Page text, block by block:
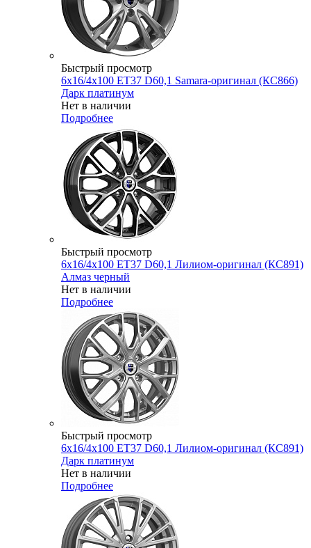
Быстрый просмотр
6x16/4x100 ET37 D60,1 Samara-оригинал (КС866)
Дарк платинум
Нет в наличии
Подробнее
Быстрый просмотр
6x16/4x100 ET37 D60,1 Лилиом-оригинал (КС891)
Алмаз черный
Нет в наличии
Подробнее
Быстрый просмотр
6x16/4x100 ET37 D60,1 Лилиом-оригинал (КС891)
Дарк платинум
Нет в наличии
Подробнее